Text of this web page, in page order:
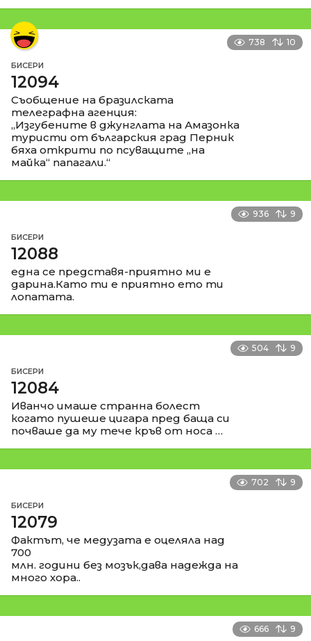
738 10
БИСЕРИ
12094
Съобщение на бразилската
телеграфна агенция:
„Изгубените в джунглата на Амазонка
туристи от българския град Перник
бяха открити по псуващите „на
майка“ папагали.“
936 9
БИСЕРИ
12088
една се представя-приятно ми е
дарина.Като ти е приятно ето ти
лопатата.
504 9
БИСЕРИ
12084
Иванчо имаше странна болест
когато пушеше цигара пред баща си
почваше да му тече кръв от носа …
702 9
БИСЕРИ
12079
Фактът, че медузата е оцеляла над
700
млн. години без мозък,дава надежда на
много хора..
666 9